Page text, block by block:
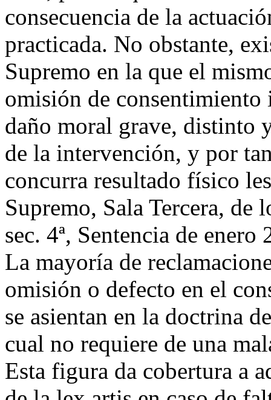
consecuencia de la
practicada. No obstante,
Supremo en la que el
omisión de
daño moral grave, distinto
de la intervención, y por
concurra resultado físico
Supremo, Sala Tercera,
sec. 4ª, Sentencia de
La mayoría de
omisión o defecto en el
se asientan en la doctrina
cual no requiere de una
Esta figura da cobertura a